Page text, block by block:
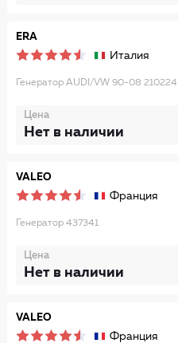
ERA
Италия
Генератор AUDI/VW 90-08 210224
Цена
Нет в наличии
VALEO
Франция
Генератор 437341
Цена
Нет в наличии
VALEO
Франция